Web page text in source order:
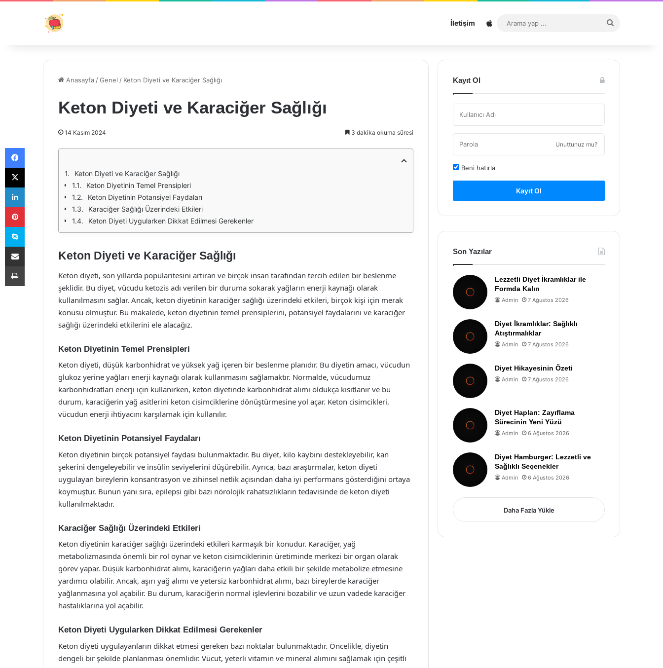
İletişim Sitemap
...
Anasayfa /Genel / Keton Diyeti ve Karaciğer Sağlığı
Keton Diyeti ve Karaciğer Sağlığı
14 Kasım 2024 3 dakika okuma süresi
Keton Diyeti ve Karaciğer Sağlığı
Keton Diyetinin Temel Prensipleri
Keton Diyetinin Potansiyel Faydaları
Karaciğer Sağlığı Üzerindeki Etkileri
Keton Diyeti Uygularken Dikkat Edilmesi Gerekenler
Keton Diyeti ve Karaciğer Sağlığı
Keton diyeti, son yıllarda popülaritesini artıran ve birçok insan tarafından tercih edilen bir beslenme
şeklidir. Bu diyet, vücudu ketozis adı verilen bir duruma sokarak yağların enerji kaynağı olarak
kullanılmasını sağlar. Ancak, keton diyetinin karaciğer sağlığı üzerindeki etkileri, birçok kişi için merak
konusu olmuştur. Bu makalede, keton diyetinin temel prensiplerini, potansiyel faydalarını ve karaciğer
sağlığı üzerindeki etkilerini ele alacağız.
Keton Diyetinin Temel Prensipleri
Keton diyeti, düşük karbonhidrat ve yüksek yağ içeren bir beslenme planıdır. Bu diyetin amacı, vücudun
glukoz yerine yağları enerji kaynağı olarak kullanmasını sağlamaktır. Normalde, vücudumuz
karbonhidratları enerji için kullanırken, keton diyetinde karbonhidrat alımı oldukça kısıtlanır ve bu
durum, karaciğerin yağ asitlerini keton cisimciklerine dönüştürmesine yol açar. Keton cisimcikleri,
vücudun enerji ihtiyacını karşılamak için kullanılır.
Keton Diyetinin Potansiyel Faydaları
Keton diyetinin birçok potansiyel faydası bulunmaktadır. Bu diyet, kilo kaybını destekleyebilir, kan
şekerini dengeleyebilir ve insülin seviyelerini düşürebilir. Ayrıca, bazı araştırmalar, keton diyeti
uygulayan bireylerin konsantrasyon ve zihinsel netlik açısından daha iyi performans gösterdiğini ortaya
koymuştur. Bunun yanı sıra, epilepsi gibi bazı nörolojik rahatsızlıkların tedavisinde de keton diyeti
kullanılmaktadır.
Karaciğer Sağlığı Üzerindeki Etkileri
Keton diyetinin karaciğer sağlığı üzerindeki etkileri karmaşık bir konudur. Karaciğer, yağ
metabolizmasında önemli bir rol oynar ve keton cisimciklerinin üretiminde merkezi bir organ olarak
görev yapar. Düşük karbonhidrat alımı, karaciğerin yağları daha etkili bir şekilde metabolize etmesine
yardımcı olabilir. Ancak, aşırı yağ alımı ve yetersiz karbonhidrat alımı, bazı bireylerde karaciğer
yağlanmasına yol açabilir. Bu durum, karaciğerin normal işlevlerini bozabilir ve uzun vadede karaciğer
hastalıklarına yol açabilir.
Keton Diyeti Uygularken Dikkat Edilmesi Gerekenler
Keton diyeti uygulayanların dikkat etmesi gereken bazı noktalar bulunmaktadır. Öncelikle, diyetin
dengeli bir şekilde planlanması önemlidir. Vücut, yeterli vitamin ve mineral alımını sağlamak için çeşitli
Kayıt Ol
Unuttunuz mu?
Beni hatırla
Kayıt Ol
Son Yazılar
Lezzetli Diyet İkramlıklar ile
Formda Kalın
Admin 7 Ağustos 2026
Diyet İkramlıklar: Sağlıklı
Atıştırmalıklar
Admin 7 Ağustos 2026
Diyet Hikayesinin Özeti
Admin 7 Ağustos 2026
Diyet Hapları: Zayıflama
Sürecinin Yeni Yüzü
Admin 6 Ağustos 2026
Diyet Hamburger: Lezzetli ve
Sağlıklı Seçenekler
Admin 6 Ağustos 2026
Daha Fazla Yükle
Facebook
X
LinkedIn
Pinterest
Skype
E-Posta ile paylaş